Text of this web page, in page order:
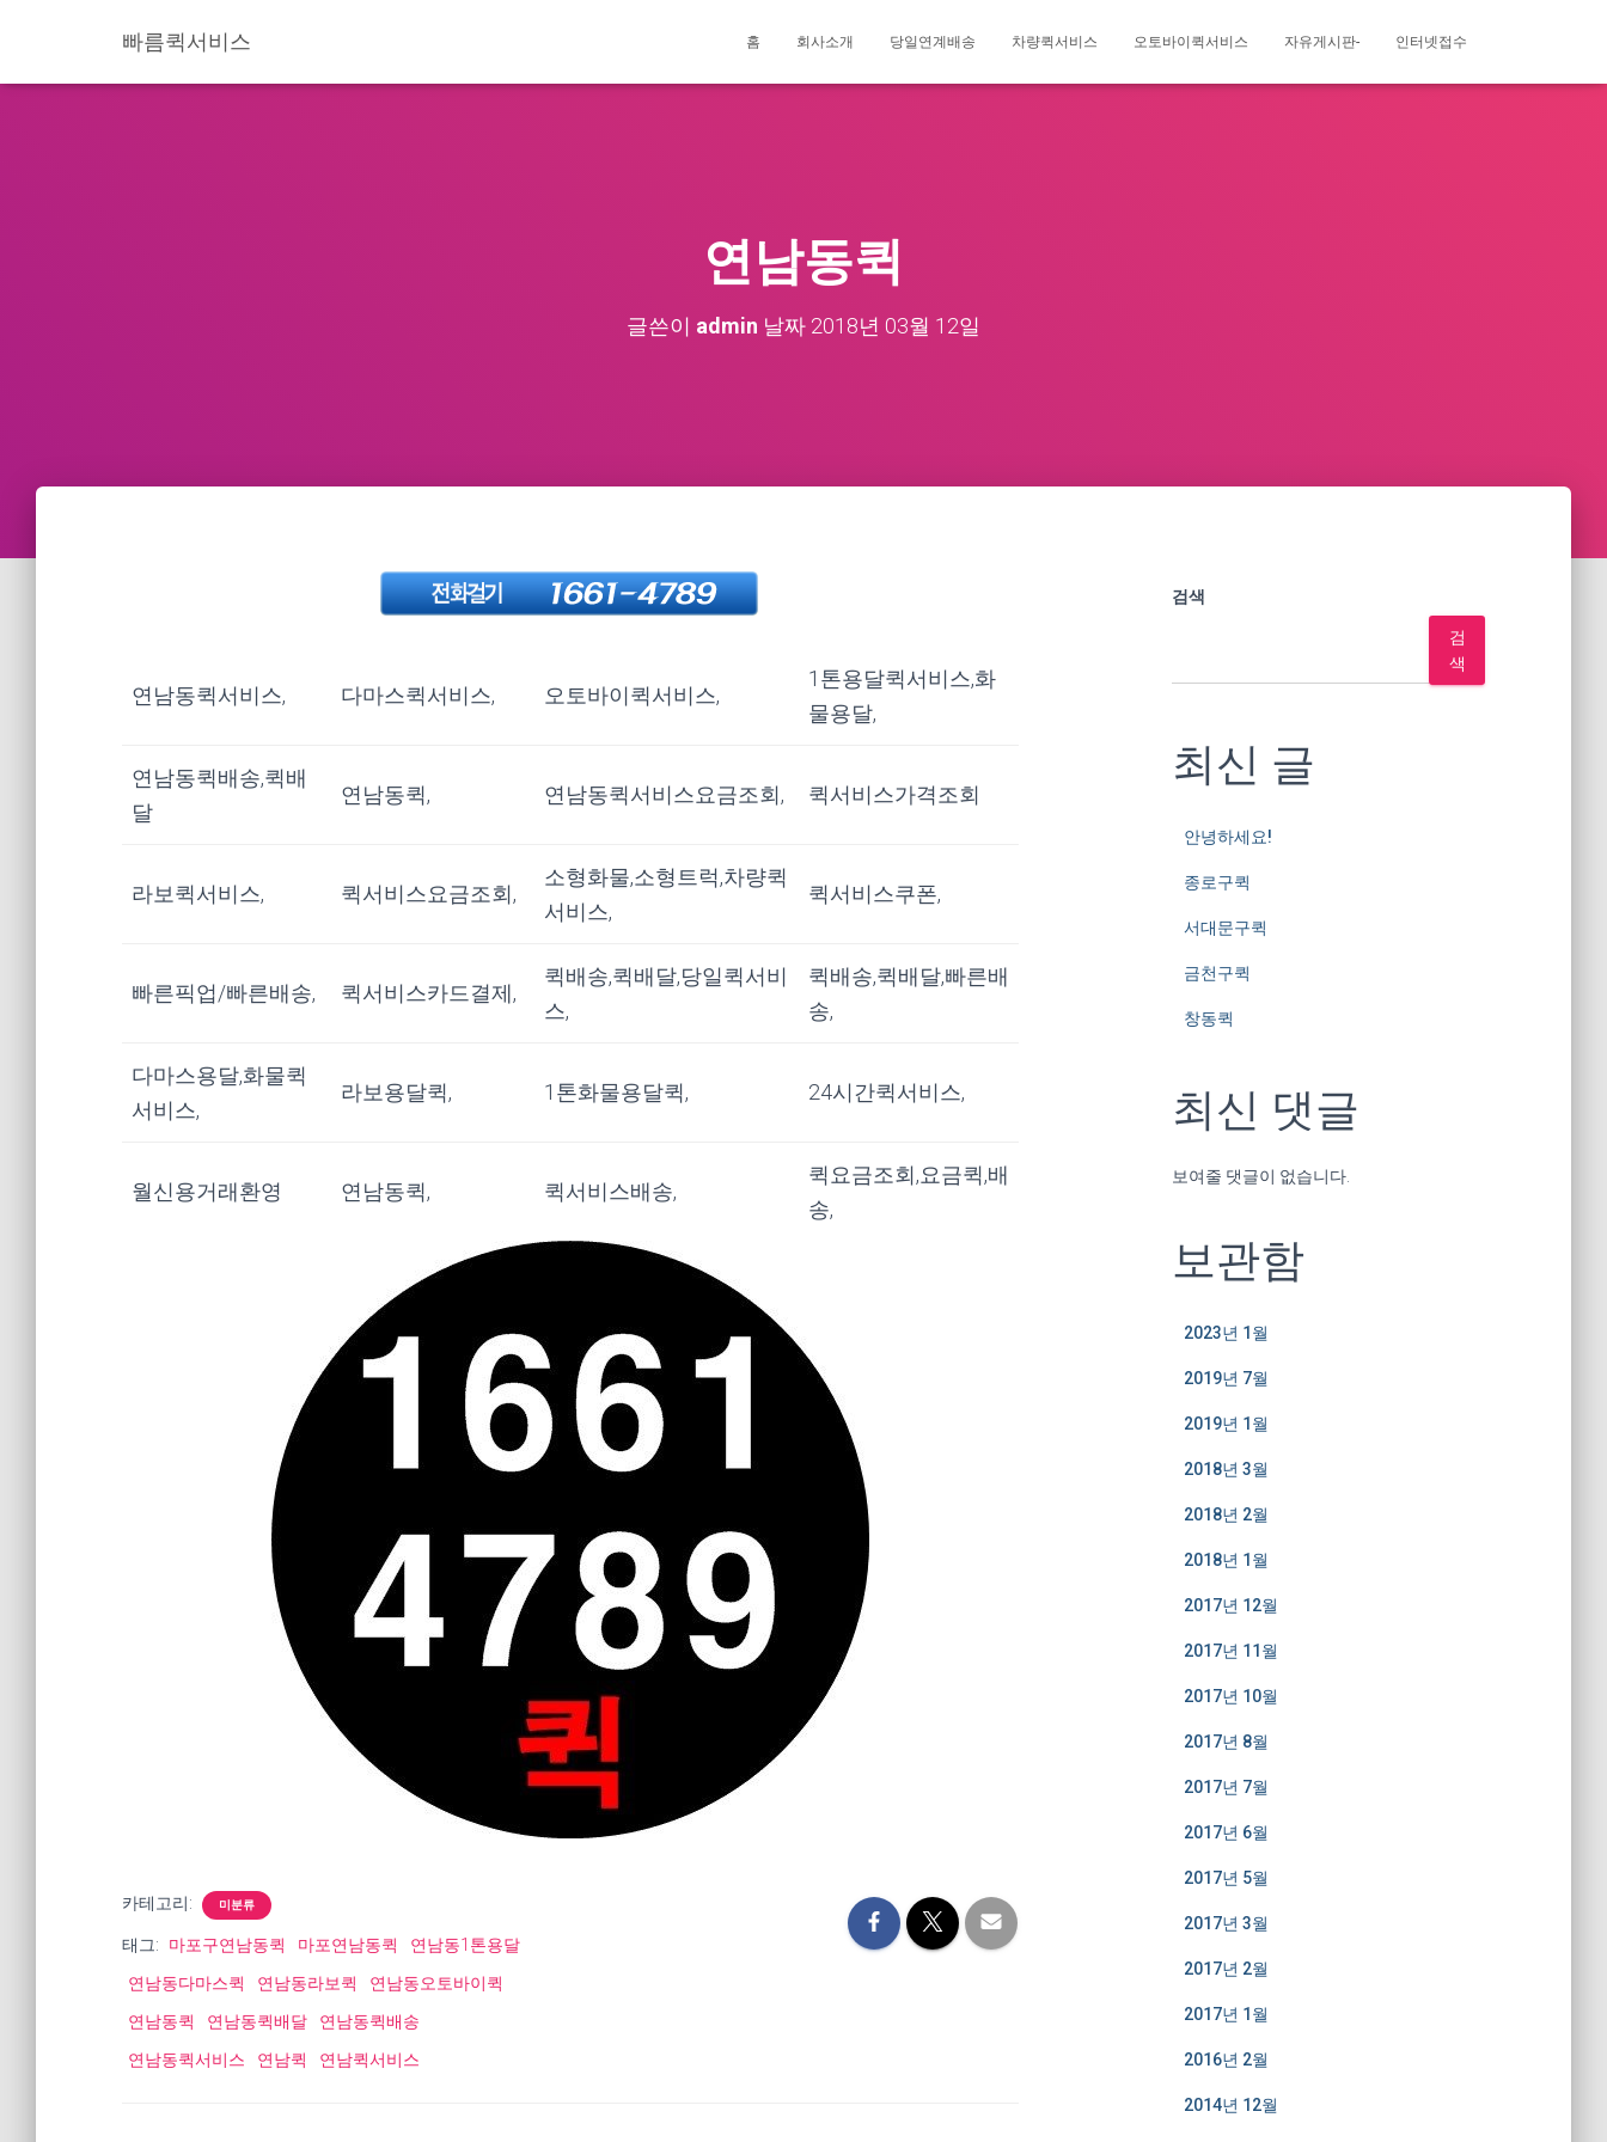
빠름퀵서비스 홈 회사소개 당일연계배송 차량퀵서비스 오토바이퀵서비스 자유게시판- 인터넷접수
연남동퀵
글쓴이 admin 날짜 2018년 03월 12일
연남동퀵서비스, 다마스퀵서비스, 오토바이퀵서비스,
1톤용달퀵서비스,화
물용달,
연남동퀵배송,퀵배
달
연남동퀵, 연남동퀵서비스요금조회, 퀵서비스가격조회
라보퀵서비스, 퀵서비스요금조회,
소형화물,소형트럭,차량퀵
서비스,
퀵서비스쿠폰,
빠른픽업/빠른배송, 퀵서비스카드결제,
퀵배송,퀵배달,당일퀵서비
스,
퀵배송,퀵배달,빠른배
송,
다마스용달,화물퀵
서비스,
라보용달퀵, 1톤화물용달퀵, 24시간퀵서비스,
월신용거래환영 연남동퀵, 퀵서비스배송,
퀵요금조회,요금퀵,배
송,
카테고리: 미분류
태그: 마포구연남동퀵 마포연남동퀵
연남동1톤용달
연남동다마스퀵
연남동라보퀵
연남동오토바이퀵
연남동퀵
연남동퀵배달
연남동퀵배송
연남동퀵서비스
연남퀵 연남퀵서비스
검색
검
색
최신 글
안녕하세요!
종로구퀵
서대문구퀵
금천구퀵
창동퀵
최신 댓글
보여줄 댓글이 없습니다.
보관함
2023년 1월
2019년 7월
2019년 1월
2018년 3월
2018년 2월
2018년 1월
2017년 12월
2017년 11월
2017년 10월
2017년 8월
2017년 7월
2017년 6월
2017년 5월
2017년 3월
2017년 2월
2017년 1월
2016년 2월
2014년 12월